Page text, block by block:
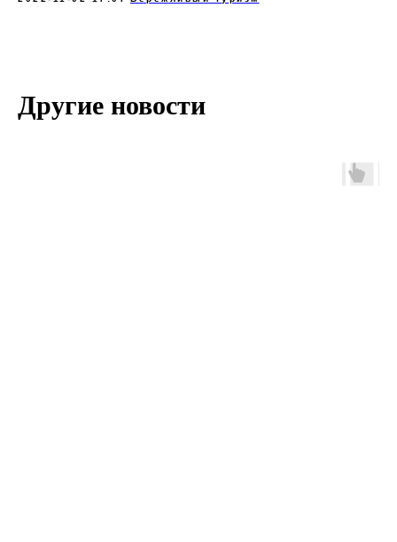
Другие новости